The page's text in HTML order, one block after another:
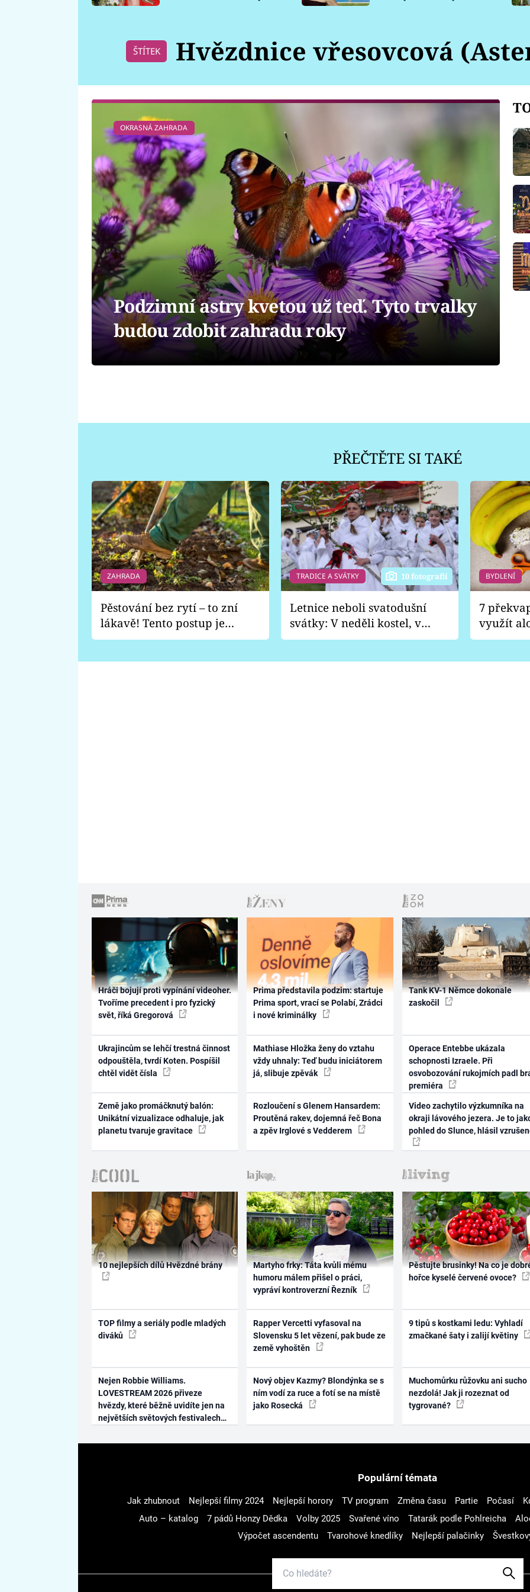
ŠTÍTEK Hvězdnice vřesovcová
OKRASNÁ ZAHRADA
Podzimní astry kvetou už teď. Tyto trvalky
budou zdobit zahradu roky
PŘEČTĚTE SI TAKÉ
ZAHRADA
Pěstování bez rytí – to zní
lákavě! Tento postup je
vhodný jen pro některé
TRADICE A SVÁTKY 10 fotografií
Letnice neboli svatodušní
svátky: V neděli kostel, v
pondělí zábava
BYDLENÍ
7
využít
Hráči bojují proti vypínání videoher.
Tvoříme precedent i pro fyzický
svět, říká Gregorová
Ukrajincům se lehčí trestná činnost
odpouštěla, tvrdí Koten. Pospíšil
chtěl vidět čísla
Země jako promáčknutý balón:
Unikátní vizualizace odhaluje, jak
planetu tvaruje gravitace
Prima představila podzim: startuje
Prima sport, vrací se Polabí, Zrádci
i nové kriminálky
Mathiase Hložka ženy do vztahu
vždy uhnaly: Teď budu iniciátorem
já, slibuje zpěvák
Rozloučení s Glenem Hansardem:
Proutěná rakev, dojemná řeč Bona
a zpěv Irglové s Vedderem
Tank KV-1 Němce dokonale
zaskočil
Operace Entebbe ukázala
schopnosti Izraele. Při
osvobozování rukojmích padl
premiéra
Video zachytilo výzkumníka na
okraji lávového jezera. Je to
pohled do Slunce, hlásil
10 nejlepších dílů Hvězdné brány
TOP filmy a seriály podle mladých
diváků
Nejen Robbie Williams.
LOVESTREAM 2026 přiveze
hvězdy, které běžně uvidíte jen na
největších světových festivalech
Martyho frky: Táta kvůli mému
humoru málem přišel o práci,
vypráví kontroverzní Řezník
Rapper Vercetti vyfasoval na
Slovensku 5 let vězení, pak bude ze
země vyhoštěn
Nový objev Kazmy? Blondýnka se s
ním vodí za ruce a fotí se na místě
jako Rosecká
Pěstujte brusinky! Na co je
hořce kyselé červené ovoce?
9 tipů s kostkami ledu: Vyhladí
zmačkané šaty i zalijí květiny
Muchomůrku růžovku ani sucho
nezdolá! Jak ji rozeznat od
tygrované?
Populární témata
Jak zhubnout Nejlepší filmy 2024 Nejlepší horory TV program Změna času Partie Počasí
Auto – katalog
7 pádů Honzy Dědka Volby 2025 Svařené víno Tatarák podle Pohlreicha
Výpočet ascendentu
Tvarohové knedlíky Nejlepší palačinky